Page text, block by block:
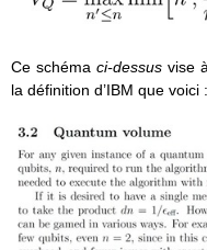
Ce schéma ci-dessusvise
la définition d’IBM que voici :